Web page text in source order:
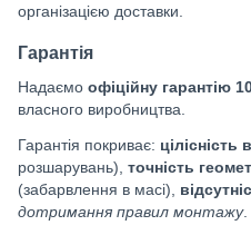
організацією доставки.
Гарантія
Надаємо офіційну гарантію
власного виробництва.
Гарантія покриває: цілісність
розшарувань), точність
(забарвлення в масі),
дотримання правил монтажу.